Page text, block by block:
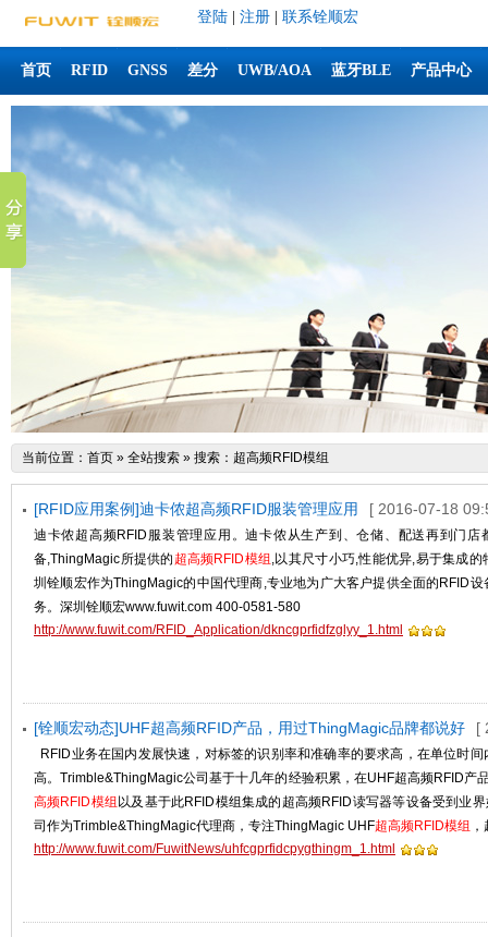
登陆 注册 联系铨顺宏
首页 RFID GNSS 差分 UWB/AOA 蓝牙BLE 产品中心
当前位置： 首页 » 全站搜索 » 搜索：超高频RFID模组
[RFID应用案例]迪卡侬超高频RFID服装管理应用 [ 2016-07-18
迪卡侬超高频RFID服装管理应用。迪卡侬从生产到、仓储、配送再到门店
备,ThingMagic所提供的 超高频RFID模组 ,以其尺寸小巧,性能优异,易于集成
圳铨顺宏作为ThingMagic的中国代理商,专业地为广大客户提供全面的RFID
务。深圳铨顺宏www.fuwit.com 400-0581-580
http://www.fuwit.com/RFID_Application/dkncgprfidfzglyy_1.html
[铨顺宏动态]UHF超高频RFID产品，用过ThingMagic品牌都说好 [
RFID业务在国内发展快速，对标签的识别率和准确率的要求高，在单位时
高。Trimble&ThingMagic公司基于十几年的经验积累，在UHF超高频RFID产
高频RFID模组 以及基于此RFID模组集成的超高频RFID读写器等设备受到业
司作为Trimble&ThingMagic代理商，专注ThingMagic UHF超高频RFID模组
http://www.fuwit.com/FuwitNews/uhfcgprfidcpygthingm_1.html